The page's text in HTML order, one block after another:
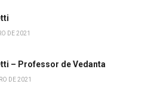
DE 2021
– Professor de Vedanta
DE 2021